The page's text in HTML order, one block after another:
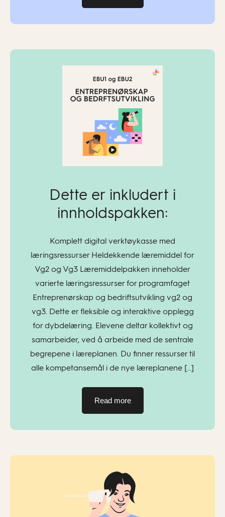
Dette er inkludert i
innholdspakken:
Komplett digital verktøykasse med
læringsressurser Heldekkende læremiddel for
Vg2 og Vg3 Læremiddelpakken inneholder
varierte læringsressurser for programfaget
Entreprenørskap og bedriftsutvikling vg2 og
vg3. Dette er fleksible og interaktive opplegg
for dybdelæring. Elevene deltar kollektivt og
samarbeider, ved å arbeide med de sentrale
begrepene i læreplanen. Du finner ressurser til
alle kompetansemål i de nye læreplanene […]
Read more